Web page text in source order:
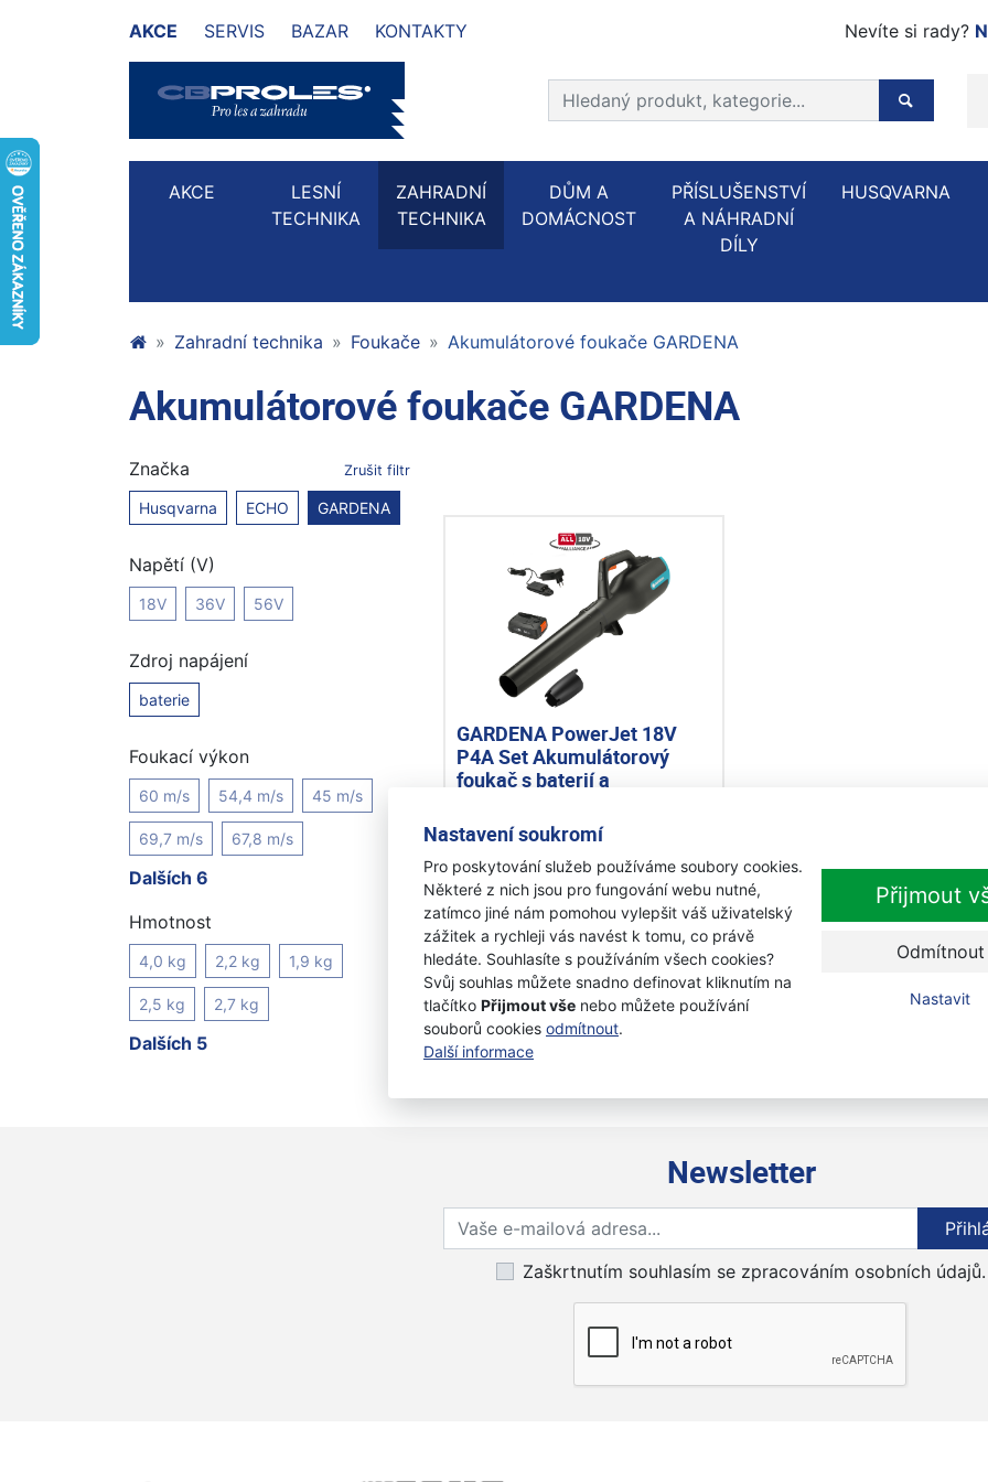
Nastavení soukromí
Pro poskytování služeb používáme soubory cookies.
Některé z nich jsou pro fungování webu nutné,
zatímco jiné nám pomohou vylepšit váš uživatelský
zážitek a rychleji vás navést k tomu, co právě
hledáte. Souhlasíte s používáním všech cookies?
Svůj souhlas můžete snadno definovat kliknutím na
tlačítko Přijmout vše nebo můžete používání
souborů cookies odmítnout.
Další informace
Přijmout
Odmítnout
Nastavit
AKCE SERVIS BAZAR KONTAKTY Nevíte si rady?
Prohledat web
Hledaný
AKCE
LESNÍ
TECHNIKA
ZAHRADNÍ
TECHNIKA
DŮM A
DOMÁCNOST
PŘÍSLUŠENSTVÍ
A NÁHRADNÍ
DÍLY
HUSQVARNA
Zahradní technika Foukače Akumulátorové foukače GARDENA
Akumulátorové foukače GARDENA
Značka Zrušit filtr
Husqvarna ECHO GARDENA
Napětí (V)
18V 36V 56V
Zdroj napájení
baterie
Foukací výkon
60 m/s 54,4 m/s 45 m/s
69,7 m/s 67,8 m/s
Dalších 6
Hmotnost
4,0 kg 2,2 kg 1,9 kg
2,5 kg 2,7 kg
Dalších 5
GARDENA PowerJet 18V
P4A Set Akumulátorový
foukač s baterií a
4 150 Kč s DPH
Přidat k nákupu
Newsletter
Přihlaste se k odběru novinek
Zaškrtnutím souhlasím se zpracováním osobních údajů.